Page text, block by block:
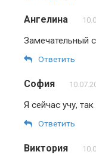
Ангелина
Замечательный
Ответить
София
Я сейчас учу,
Ответить
Виктория